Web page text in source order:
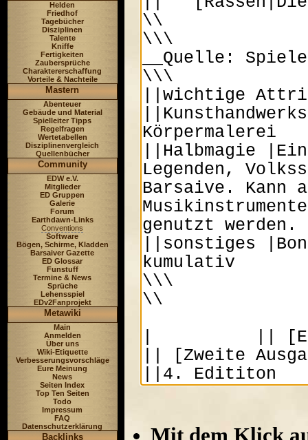
Helden
Friedhof
Tagebücher
Disziplinen
Talente
Kniffe
Fertigkeiten
Zaubersprüche
Charaktererschaffung
Vorteile & Nachteile
Mastern
Abenteuer
Gebäude und Material
Spielleiter Tipps
Regelfragen
Wertetabellen
Disziplinenvergleich
Quellenbücher
Community
EDW e.V.
Mitglieder
ED Gruppen
Galerie
Forum
Earthdawn-Links
Conventions
Software
Bögen, Schirme, Kladden
Barsaiver Gazette
ED Glossar
Funstuff
Termine & News
Sprüche
Lehensspiel
EDv2Fanprojekt
Metawiki
Main
Anmelden
Über uns
Wiki-Etiquette
Verbesserungsvorschläge
Eure Meinung
News
Seiten Index
Top Ten Seiten
Todo
Impressum
FAQ
Datenschutzerklärung
Backlinks
Mit dem Klick